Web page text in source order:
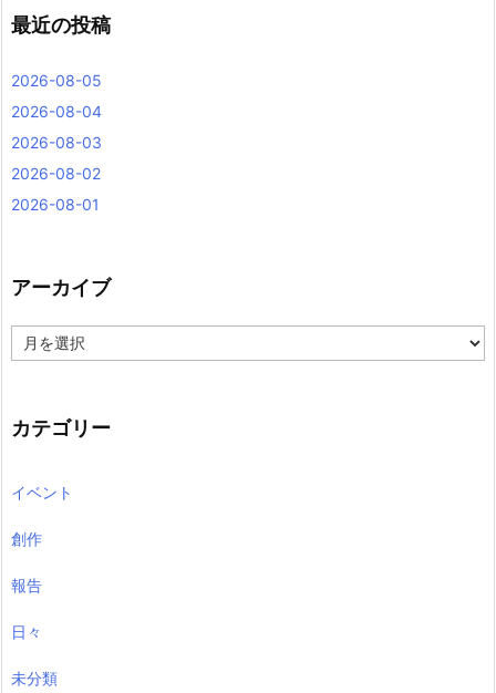
最近の投稿
2026-08-05
2026-08-04
2026-08-03
2026-08-02
2026-08-01
アーカイブ
ー
ブ
カテゴリー
イベント
創作
報告
日々
未分類